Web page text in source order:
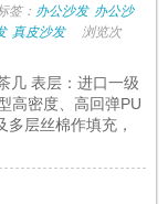
签： 办公沙发 办公沙
真皮沙发
浏览次
几 表层：进口一级
高密度、高回弹PU
层丝棉作填充，